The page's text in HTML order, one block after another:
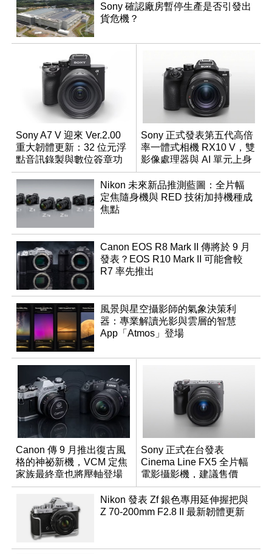
Sony 確認廠房暫停生產是否引發出
貨危機？
Sony A7 V 迎來 Ver.2.00
重大韌體更新：32 位元浮
點音訊錄製與數位簽章功
能登場
Sony 正式發表第五代高倍
率一體式相機 RX10 V，雙
影像處理器與 AI 單元上身
Nikon 未來新品推測藍圖：全片幅
定焦隨身機與 RED 技術加持機種成
焦點
Canon EOS R8 Mark II 傳將於 9 月
發表？EOS R10 Mark II 可能會較
R7 率先推出
風景與星空攝影師的氣象決策利
器：專業解讀光影與雲層的智慧
App「Atmos」登場
Canon 傳 9 月推出復古風
格的神祕新機，VCM 定焦
家族最終章也將壓軸登場
Sony 正式在台發表
Cinema Line FX5 全片幅
電影攝影機，建議售價
NT$144,980
Nikon 發表 Zf 銀色專用延伸握把與
Z 70-200mm F2.8 II 最新韌體更新